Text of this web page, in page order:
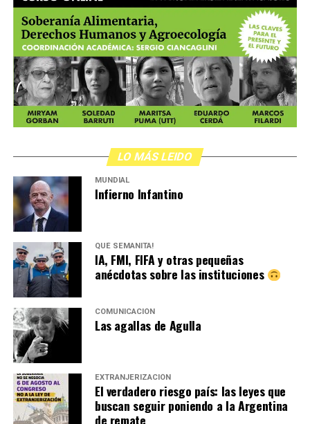
LO MÁS LEIDO
MUNDIAL
Infierno Infantino
QUÉ SEMANITA!
IA, FMI, FIFA y otras pequeñas
anécdotas sobre las instituciones
COMUNICACIÓN
Las agallas de Agulla
EXTRANJERIZACIÓN
El verdadero riesgo país: las leyes que
buscan seguir poniendo a la Argentina
de remate